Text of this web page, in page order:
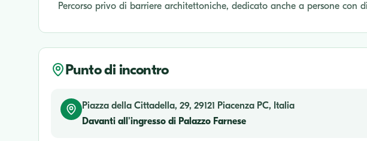
Percorso privo di barriere architettoniche, dedicato anche a persone con
Punto di incontro
Piazza della Cittadella, 29, 29121 Piacenza PC, Italia
Davanti all'ingresso di Palazzo Farnese